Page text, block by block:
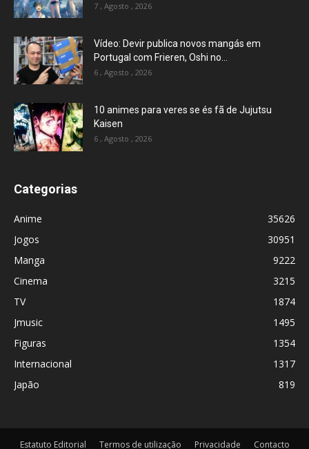
7 , Agosto , 2026
Vídeo: Devir publica novos mangás em
Portugal com Frieren, Oshi no...
6 , Agosto , 2026
10 animes para veres se és fã de Jujutsu
Kaisen
6 , Agosto , 2026
Categorias
Anime
35626
Jogos
30951
Manga
9222
Cinema
3215
TV
1874
Jmusic
1495
Figuras
1354
Internacional
1317
Japão
819
Estatuto Editorial Termos de utilização Privacidade Contacto